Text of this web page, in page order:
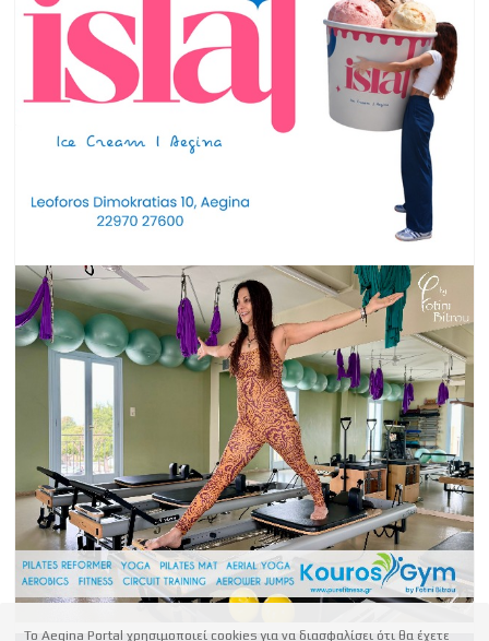
Το Aegina Portal χρησιμοποιεί cookies για να διασφαλίσει ότι θα έχετε